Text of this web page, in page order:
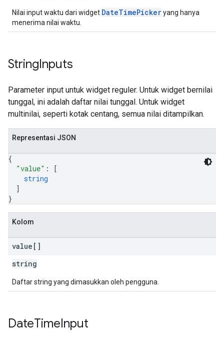
Nilai input waktu dari widget DateTimePickeryang hanya
menerima nilai waktu.
StringInputs
Parameter input untuk widget reguler. Untuk widget bernilai
tunggal, ini adalah daftar nilai tunggal. Untuk widget
multinilai, seperti kotak centang, semua nilai ditampilkan.
Representasi JSON
{
"value" :
[
string
]
}
Kolom
value[]
string
Daftar string yang dimasukkan oleh pengguna.
DateTimeInput